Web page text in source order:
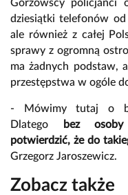
Gorzowscy policjanci
dziesiątki telefonów
ale również z całej
sprawy z ogromną
ma żadnych podstaw,
przestępstwa w ogóle
- Mówimy tutaj o
Dlatego
bez
potwierdzić, że do
Grzegorz Jaroszewicz.
Zobacz także